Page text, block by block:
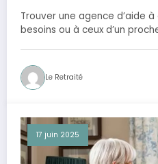
Trouver une agence d’aide
besoins ou à ceux d’un
Le Retraité
17 juin 2025